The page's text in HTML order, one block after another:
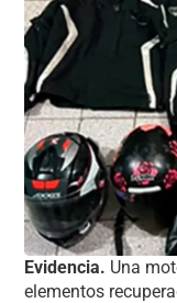
Evidencia. Una
elementos